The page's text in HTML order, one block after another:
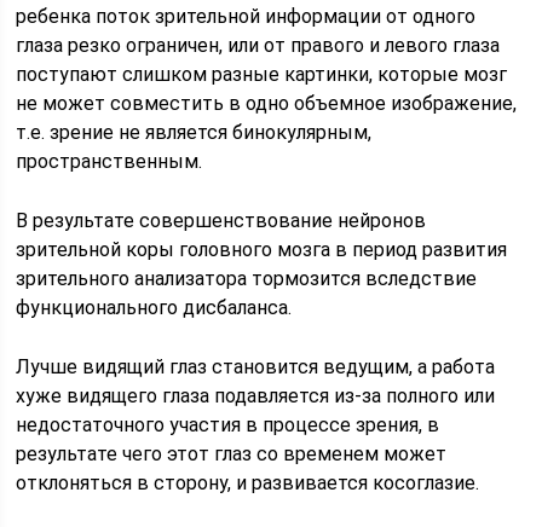
ребенка поток зрительной информации от одного
глаза резко ограничен, или от правого и левого глаза
поступают слишком разные картинки, которые мозг
не может совместить в одно объемное изображение,
т.е. зрение не является бинокулярным,
пространственным.
В результате совершенствование нейронов
зрительной коры головного мозга в период развития
зрительного анализатора тормозится вследствие
функционального дисбаланса.
Лучше видящий глаз становится ведущим, а работа
хуже видящего глаза подавляется из-за полного или
недостаточного участия в процессе зрения, в
результате чего этот глаз со временем может
отклоняться в сторону, и развивается косоглазие.